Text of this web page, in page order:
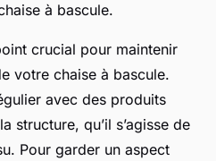
à bascule.
crucial pour maintenir
votre chaise à bascule.
avec des produits
structure, qu’il s’agisse de
Pour garder un aspect